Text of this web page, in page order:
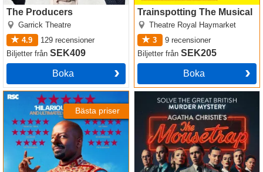
The Producers
Garrick Theatre
4.9
129 recensioner
Biljetter från SEK409
Boka
Trainspotting The Musical
Theatre Royal Haymarket
3
9 recensioner
BiljetterfrånSEK205
Boka
Bästa priser
Cyrano de Bergerac Mousetrap